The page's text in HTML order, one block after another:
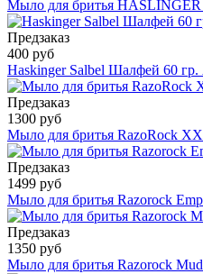
Мыло для бритья
Предзаказ
400 руб
Haskinger Salbel Шалфей 60 гр.
Предзаказ
1300 руб
Мыло для бритья RazoRock
Предзаказ
1499 руб
Мыло для бритья Razorock
Предзаказ
1350 руб
Мыло для бритья Razorock